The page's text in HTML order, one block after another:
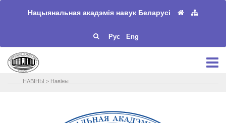
Нацыянальная акадэмія навук Беларусі
Рус Eng
НАВIНЫ > Навіны